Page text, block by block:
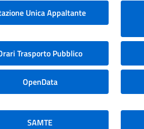
Unica Appaltante
Trasporto Pubblico
OpenData
SAMTE